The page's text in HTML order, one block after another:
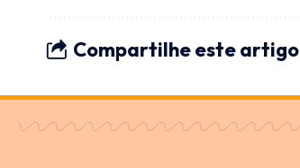
Compartilhe este artigo